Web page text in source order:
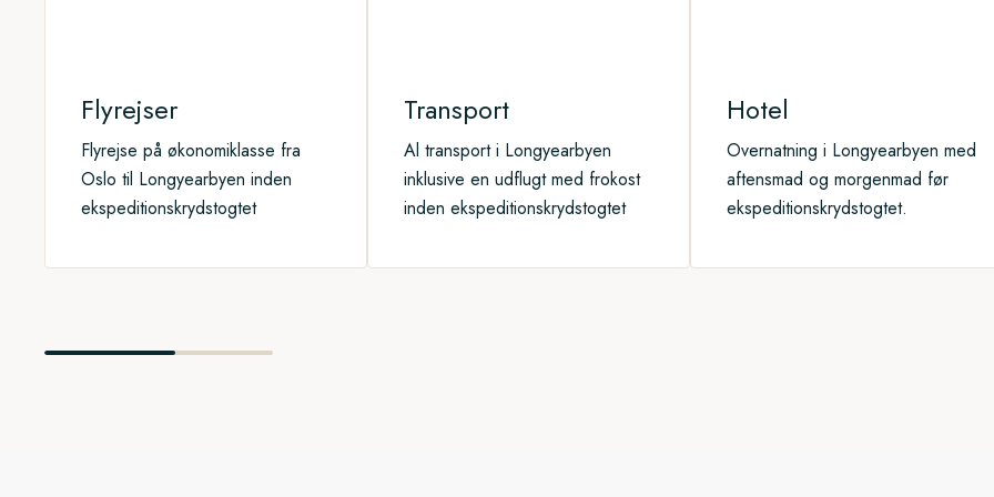
Flyrejser
Flyrejse på økonomiklasse fra
Oslo til Longyearbyen inden
ekspeditionskrydstogtet
Transport
Al transport i Longyearbyen
inklusive en udflugt med frokost
inden ekspeditionskrydstogtet
Hotel
Overnatning i Longyearbyen med
aftensmad og morgenmad før
ekspeditionskrydstogtet.